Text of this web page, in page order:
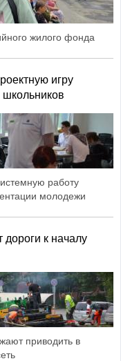
жилого фонда
игру
работу
молодежи
к началу
приводить в